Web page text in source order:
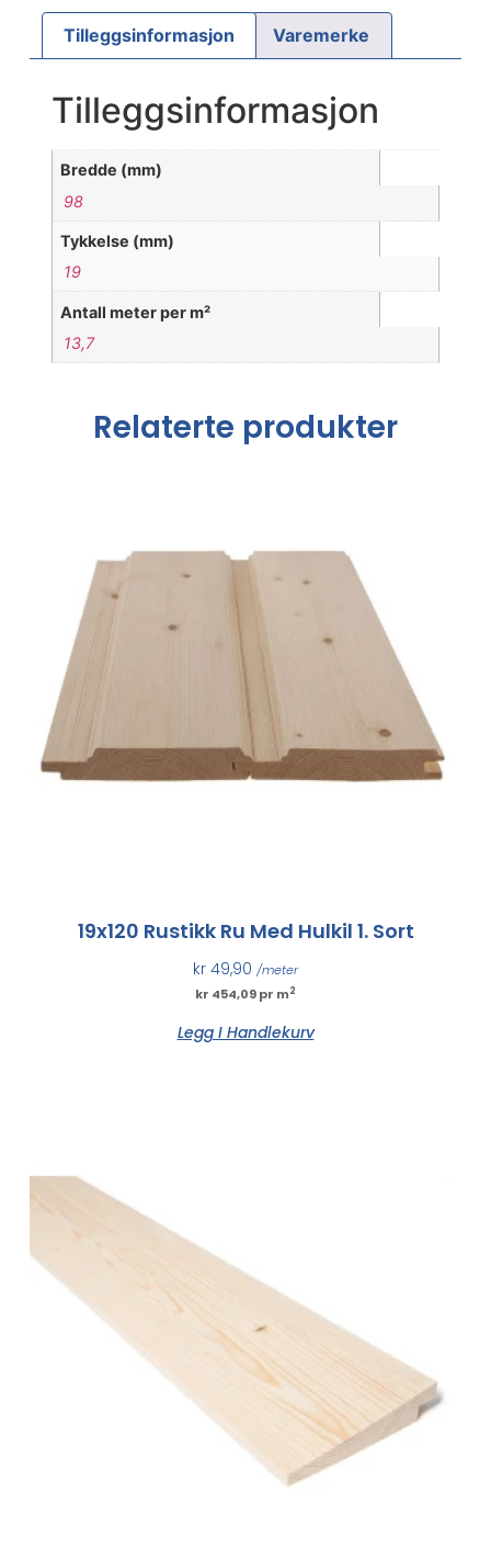
Tilleggsinformasjon Varemerke
Tilleggsinformasjon
Bredde (mm)
98
Tykkelse (mm)
19
Antall meter per m²
13,7
Relaterte produkter
19x120 Rustikk Ru Med Hulkil 1. Sort
kr 49,90 /meter
kr 454,09 pr m2
Legg I Handlekurv